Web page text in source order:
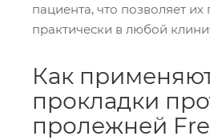
пациента, что позволяет
практически в любой
Как
прокладки
пролежней